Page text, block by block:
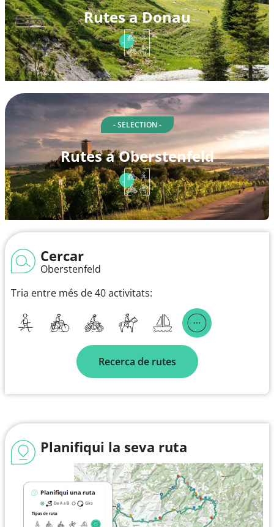
Rutes a Donau
- SELECTION -
Rutes a Oberstenfeld
Cercar
Oberstenfeld
Tria entre més de 40 activitats:
Recerca de rutes
Planifiqui la seva ruta